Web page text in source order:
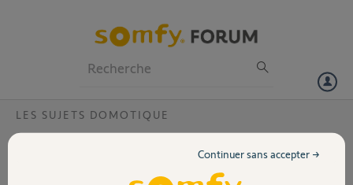
Volet
LES SUJETS DOMOTIQUE
Diferences entre les différents modèles
Continuer sans accepter →